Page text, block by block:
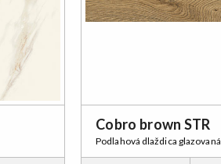
Cobro brown STR
Podlahová dlaždica glazovaná